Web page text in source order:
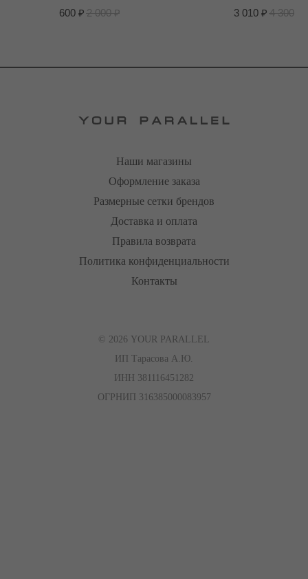
600 ₽ 2 000 ₽ 3 010 ₽ 4 300
Наши магазины
Оформление заказа
Размерные сетки брендов
Доставка и оплата
Правила возврата
Политика конфиденциальности
Контакты
© 2026 YOUR PARALLEL
ИП Тарасова А.Ю.
ИНН 381116451282
ОГРНИП 316385000083957